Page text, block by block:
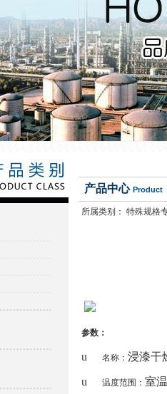
产品中心 Product
所属类别： 特殊规格
参数：
u 名称： 浸漆干
u 温度范围： 室温